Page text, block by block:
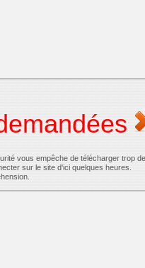
vous empêche de télécharger trop
sur le site d'ici quelques heures.